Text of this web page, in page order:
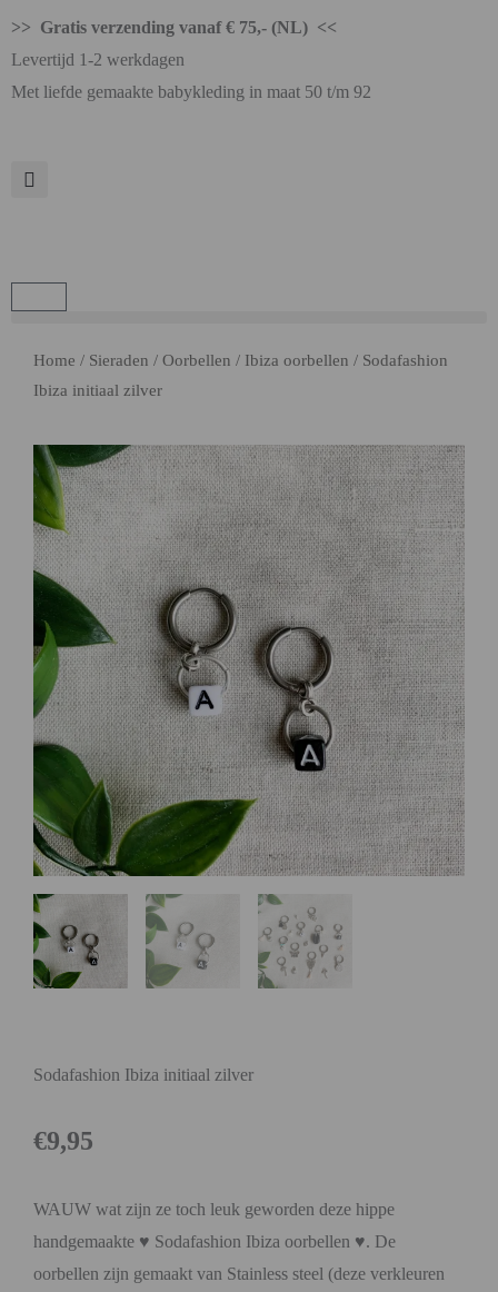
>> Gratis verzending vanaf € 75,- (NL) <<
Levertijd 1-2 werkdagen
Met liefde gemaakte babykleding in maat 50 t/m 92
Home / Sieraden / Oorbellen / Ibiza oorbellen / Sodafashion
Ibiza initiaal zilver
Sodafashion Ibiza initiaal zilver
€9,95
WAUW wat zijn ze toch leuk geworden deze hippe
handgemaakte ♥ Sodafashion Ibiza oorbellen ♥. De
oorbellen zijn gemaakt van Stainless steel (deze verkleuren